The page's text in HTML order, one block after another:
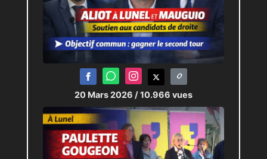
20 Mars 2026 / 10.966 vues